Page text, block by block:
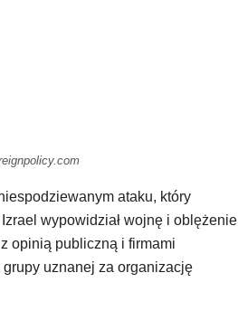
ataku, który
wypowidział wojnę i oblężenie
opinią publiczną i firmami
uznanej za organizację